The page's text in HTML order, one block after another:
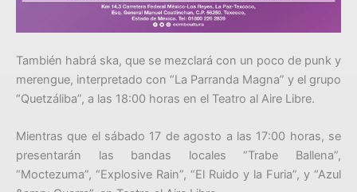
También habrá ska, que se mezclará con un poco de punk y
merengue, interpretado con “La Parranda Magna” y el grupo
“Quetzáliba”, a las 18:00 horas en el Teatro al Aire Libre.
Mientras que el sábado 17 de agosto a las 17:00 horas, se
presentarán las bandas locales “Trabe Ballena”,
“Moctezuma”, “Explosive Rain”, “El Ruido y la Furia”, y “Azul